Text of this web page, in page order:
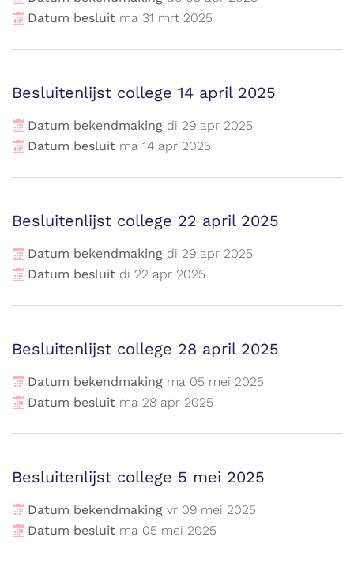
Datum besluit ma 31 mrt 2025
Besluitenlijst college 14 april 2025
Datum bekendmaking di 29 apr 2025
Datum besluit ma 14 apr 2025
Besluitenlijst college 22 april 2025
Datum bekendmaking di 29 apr 2025
Datum besluit di 22 apr 2025
Besluitenlijst college 28 april 2025
Datum bekendmaking ma 05 mei 2025
Datum besluit ma 28 apr 2025
Besluitenlijst college 5 mei 2025
Datum bekendmaking vr 09 mei 2025
Datum besluit ma 05 mei 2025